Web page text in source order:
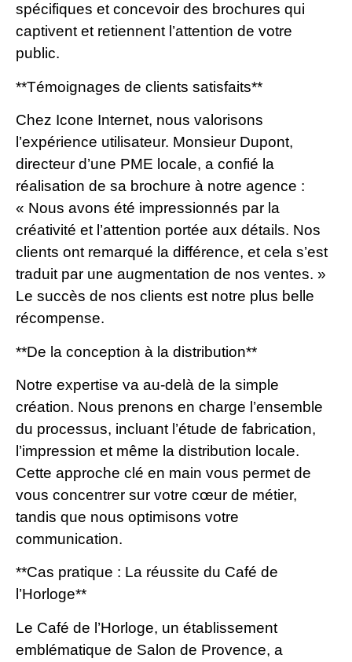
spécifiques et concevoir des brochures qui
captivent et retiennent l’attention de votre
public.
**Témoignages de clients satisfaits**
Chez Icone Internet, nous valorisons
l’expérience utilisateur. Monsieur Dupont,
directeur d’une PME locale, a confié la
réalisation de sa brochure à notre agence :
« Nous avons été impressionnés par la
créativité et l’attention portée aux détails. Nos
clients ont remarqué la différence, et cela s’est
traduit par une augmentation de nos ventes. »
Le succès de nos clients est notre plus belle
récompense.
**De la conception à la distribution**
Notre expertise va au-delà de la simple
création. Nous prenons en charge l’ensemble
du processus, incluant l’étude de fabrication,
l’impression et même la distribution locale.
Cette approche clé en main vous permet de
vous concentrer sur votre cœur de métier,
tandis que nous optimisons votre
communication.
**Cas pratique : La réussite du Café de
l’Horloge**
Le Café de l’Horloge, un établissement
emblématique de Salon de Provence, a